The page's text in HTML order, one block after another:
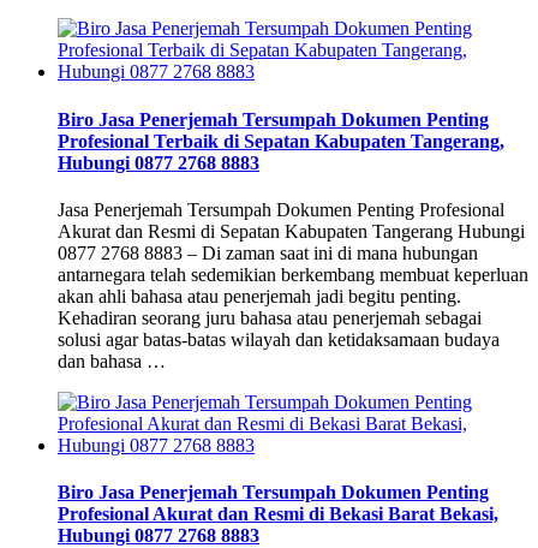
Biro Jasa Penerjemah Tersumpah Dokumen Penting
Profesional Terbaik di Sepatan Kabupaten Tangerang,
Hubungi 0877 2768 8883
Jasa Penerjemah Tersumpah Dokumen Penting Profesional
Akurat dan Resmi di Sepatan Kabupaten Tangerang Hubungi
0877 2768 8883 – Di zaman saat ini di mana hubungan
antarnegara telah sedemikian berkembang membuat keperluan
akan ahli bahasa atau penerjemah jadi begitu penting.
Kehadiran seorang juru bahasa atau penerjemah sebagai
solusi agar batas-batas wilayah dan ketidaksamaan budaya
dan bahasa …
Biro Jasa Penerjemah Tersumpah Dokumen Penting
Profesional Akurat dan Resmi di Bekasi Barat Bekasi,
Hubungi 0877 2768 8883